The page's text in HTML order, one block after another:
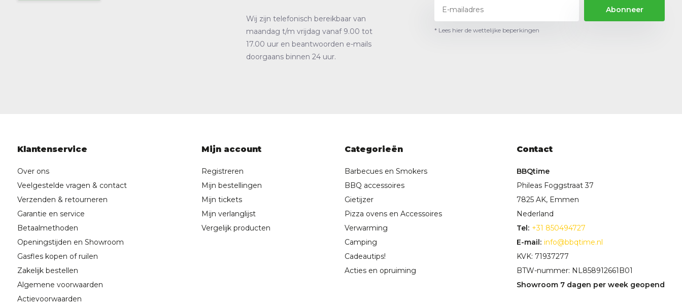
Wij zijn telefonisch bereikbaar van
maandag t/m vrijdag vanaf 9.00 tot
17.00 uur en beantwoorden e-mails
doorgaans binnen 24 uur.
Abonneer
* Lees hier de wettelijke beperkingen
Klantenservice
Over ons
Veelgestelde vragen & contact
Verzenden & retourneren
Garantie en service
Betaalmethoden
Openingstijden en Showroom
Gasfles kopen of ruilen
Zakelijk bestellen
Algemene voorwaarden
Actievoorwaarden
Mijn account
Registreren
Mijn bestellingen
Mijn tickets
Mijn verlanglijst
Vergelijk producten
Categorieën
Barbecues en Smokers
BBQ accessoires
Gietijzer
Pizza ovens en Accessoires
Verwarming
Camping
Cadeautips!
Acties en opruiming
Contact
BBQtime
Phileas Foggstraat 37
7825 AK, Emmen
Nederland
Tel: +31 850494727
E-mail: info@bbqtime.nl
KVK: 71937277
BTW-nummer: NL858912661B01
Showroom 7 dagen per week geopend